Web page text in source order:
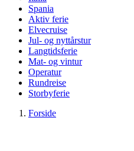
Spania
Aktiv ferie
Elvecruise
Jul- og nyttårstur
Langtidsferie
Mat- og vintur
Operatur
Rundreise
Storbyferie
Forside